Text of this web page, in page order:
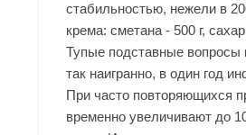
стабильностью, нежели в
крема: сметана - 500 г,
Тупые подставные вопросы
так наигранно, в один год
При часто повторяющихся
временно увеличивают до